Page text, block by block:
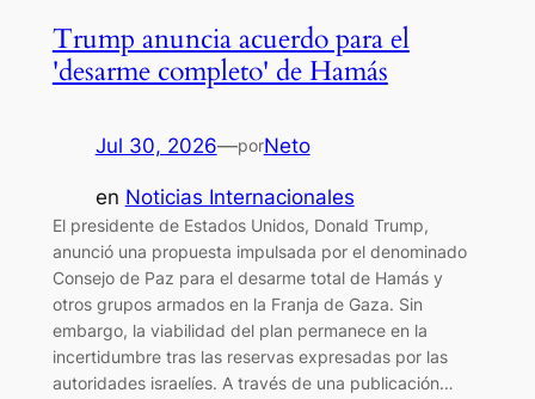
Trump anuncia acuerdo para el
'desarme completo' de Hamás
Jul 30, 2026—porNeto
en Noticias Internacionales
El presidente de Estados Unidos, Donald Trump,
anunció una propuesta impulsada por el denominado
Consejo de Paz para el desarme total de Hamás y
otros grupos armados en la Franja de Gaza. Sin
embargo, la viabilidad del plan permanece en la
incertidumbre tras las reservas expresadas por las
autoridades israelíes. A través de una publicación…